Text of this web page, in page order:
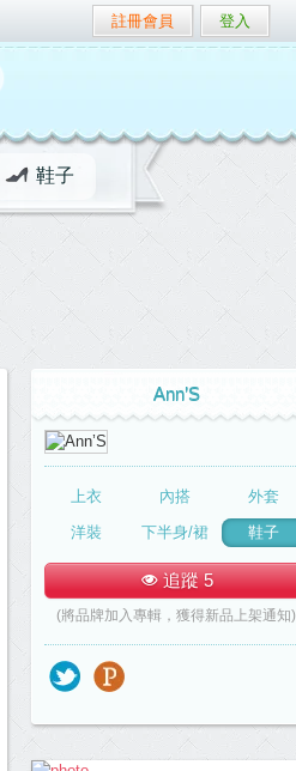
註冊會員 登入
鞋子
Ann’S
上衣 內搭
外套
洋裝
下半身/裙 鞋子
追蹤5
(將品牌加入專輯，獲得新品上架通知)